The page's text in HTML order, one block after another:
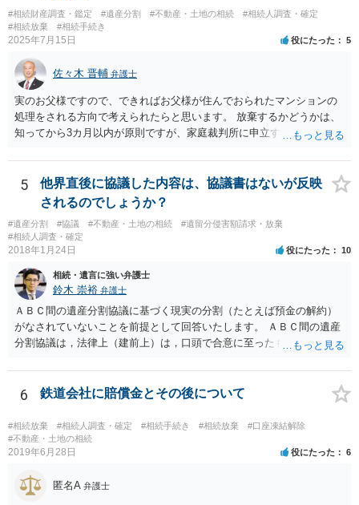
#相続財産調査・鑑定 #遺産分割 #不動産・土地の相続
#相続人調査・確定
#相続放棄
#相続手続き
2025年7月15日 役にたった 5
佐々木 晋輔 弁護士
実のお父様ですので、できればお父様が住んでおられたマンションの
処理をされる方向で考えられたらと思います。 放棄するかどうかは、
知ってから3カ月以内が原則ですが、家庭裁判所に申立すれば3カ月の
放棄するかどうか決めることができます。 銀行やサラ金が数年も放置
することはありませんので、数年後に借金が発見される可能性はほぼ
ありません。 なお、私が扱った相続放棄を検討していた案件で、期間
伸長して調査したところ、サラ金に対する過払金など相当な財産が見
つかったため相続したという事例がありました。
5
他界直後に協議した内容は、協議書はないが反映
されるのでしょうか？
#遺産分割 #協議 #不動産・土地の相続
#遺留分侵害額請求・放棄
#相続人調査・確定
2018年1月24日 役にたった 10
相続・遺言に強い弁護士
鈴木 崇裕 弁護士
ＡＢＣ間の遺産分割協議に基づく現実の分割（たとえば預金の解約）
がなされていないことを前提として回答いたします。 ＡＢＣ間の遺産
分割協議は，法律上（建前上）は，口頭で合意に至ったものであって
ん。 また，不動産の名義を移転するためには，遺産分割協議書への署
名捺印を得る必要があります。 したがって，残念ながら，「ＡＢＣ間
の遺産分割協議が有効に成立している」という前提に基づく主張は困
難と思われます。 「ＡＢＣ間の遺産分割協議は未了のまま，ＡとＢが
死亡し，二次相続が発生した」という前提に基づいて協議を進める必
要があります。 もちろん，Ｃの立場としては，ＡＢＣ間の遺産分割協
人は応じない姿勢を示していることから，実現は困難だと思います。
6 鉄道会社に賠償金とその後について
#相続放棄 #相続人調査・確定 #相続手続き #相続放棄
#口座凍結解除
#不動産・土地の相続
2019年6月28日 役にたった 6
匿名A 弁護士